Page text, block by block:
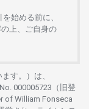
を始める前に、
上、 ご自身の
す。）は、
No. 000005723（旧登
of William Fonseca